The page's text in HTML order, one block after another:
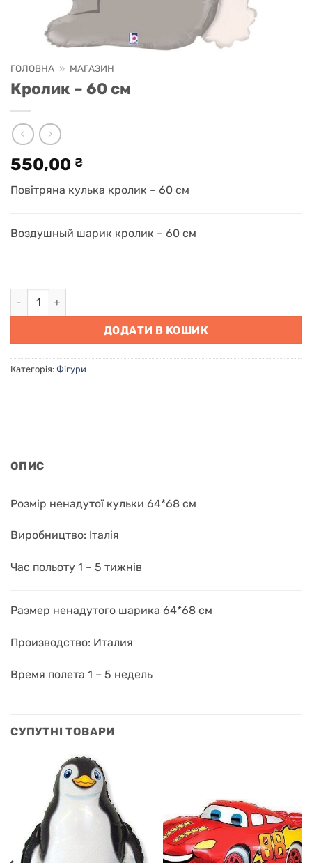
ГОЛОВНА » МАГАЗИН
Кролик – 60 см
550,00 ₴
Повітряна кулька кролик – 60 см
Воздушный шарик кролик – 60 см
Кролик - 60 см кількість
ДОДАТИ В КОШИК
Категорія: Фігури
ОПИС
Розмір ненадутої кульки 64*68 см
Виробництво: Італія
Час польоту 1 – 5 тижнів
Размер ненадутого шарика 64*68 см
Производство: Италия
Время полета 1 – 5 недель
СУПУТНІ ТОВАРИ